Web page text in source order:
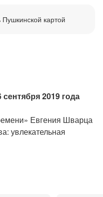
картой
2019 года
Евгения Шварца
увлекательная
откладывал все
миг жизни! В